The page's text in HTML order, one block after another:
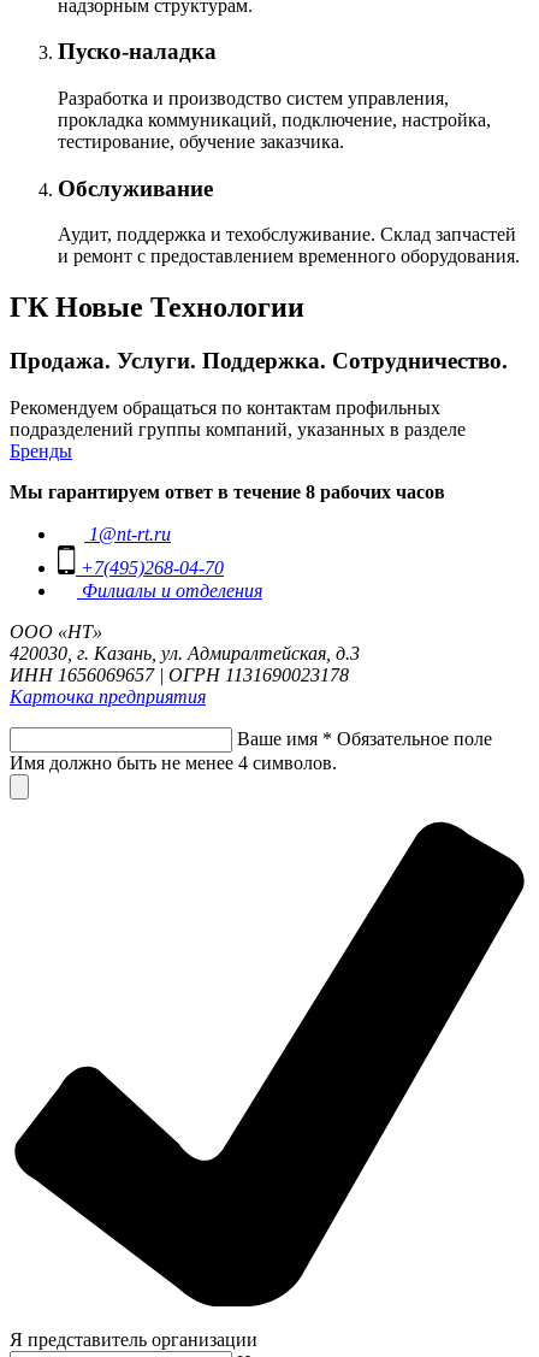
надзорным структурам.
Пуско-наладка
Разработка и производство систем управления,
прокладка коммуникаций, подключение, настройка,
тестирование, обучение заказчика.
Обслуживание
Аудит, поддержка и техобслуживание. Склад запчастей
и ремонт с предоставлением временного оборудования.
ГК Новые Технологии
Продажа. Услуги. Поддержка. Сотрудничество.
Рекомендуем обращаться по контактам профильных
подразделений группы компаний, указанных в разделе
Бренды
Мы гарантируем ответ в течение 8 рабочих часов
1@nt-rt.ru
+7(495)268-04-70
Филиалы и отделения
ООО «НТ»
420030, г. Казань, ул. Адмиралтейская, д.3
ИНН 1656069657 | ОГРН 1131690023178
Карточка предприятия
Ваше имя * Обязательное поле
Имя должно быть не менее 4 символов.
Я представитель организации